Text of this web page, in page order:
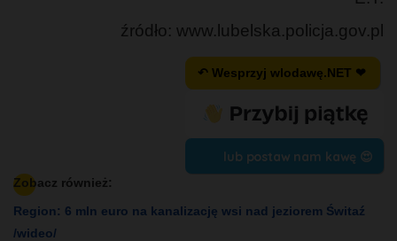
źródło: www.lubelska.policja.gov.pl
↶ Wesprzyj wlodawę.NET ❤
lub postaw nam kawę 😍
Zobacz również:
Region: 6 mln euro na kanalizację wsi nad jeziorem Świtaź
/wideo/